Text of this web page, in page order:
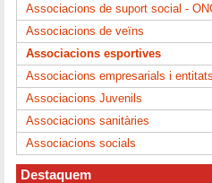
Associacions de suport social -
Associacions de veïns
Associacions esportives
Associacions empresarials i
Associacions Juvenils
Associacions sanitàries
Associacions socials
Destaquem